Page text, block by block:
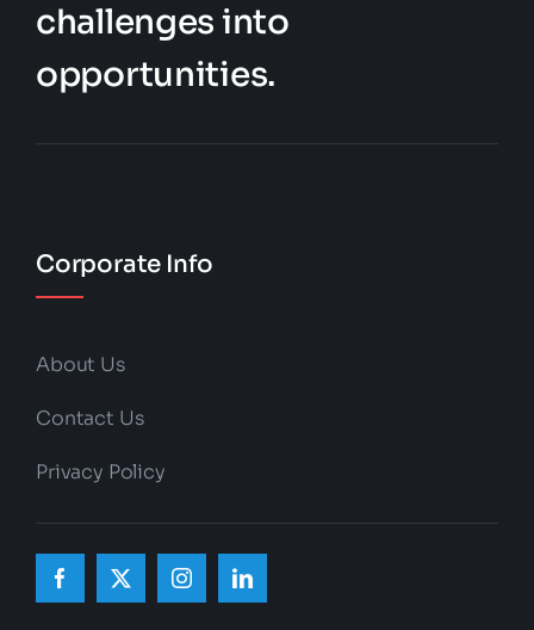
challenges into
opportunities.
Corporate Info
About Us
Contact Us
Privacy Policy